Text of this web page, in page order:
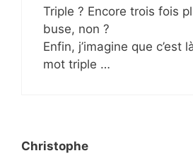
Triple ? Encore trois fois
buse, non ?
Enfin, j’imagine que c’est
mot triple …
Christophe